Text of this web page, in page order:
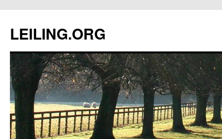
文
LEILING.ORG